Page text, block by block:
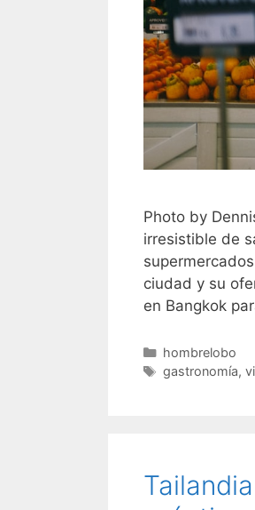
Photo by
irresistible de
ciudad y su
en Bangkok
Categorías
hombrelobo
Etiquetas
gastronomía,